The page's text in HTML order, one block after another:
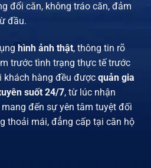
đổi căn, không tráo căn, đảm
đầu.
hình ảnh thật, thông tin rõ
trước tình trạng thực tế trước
khách hàng đều được quản gia
suốt 24/7, từ lúc nhận
đến sự yên tâm tuyệt đối
thoải mái, đẳng cấp tại căn hộ